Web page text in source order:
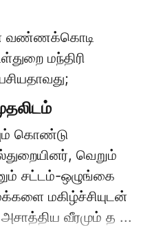
வண்ணக்கொடி
மந்திரி
கொண்டு
வெறும்
சட்டம்-ஒழுங்கை
மகிழ்ச்சியுடன்
வீரமும் த ...